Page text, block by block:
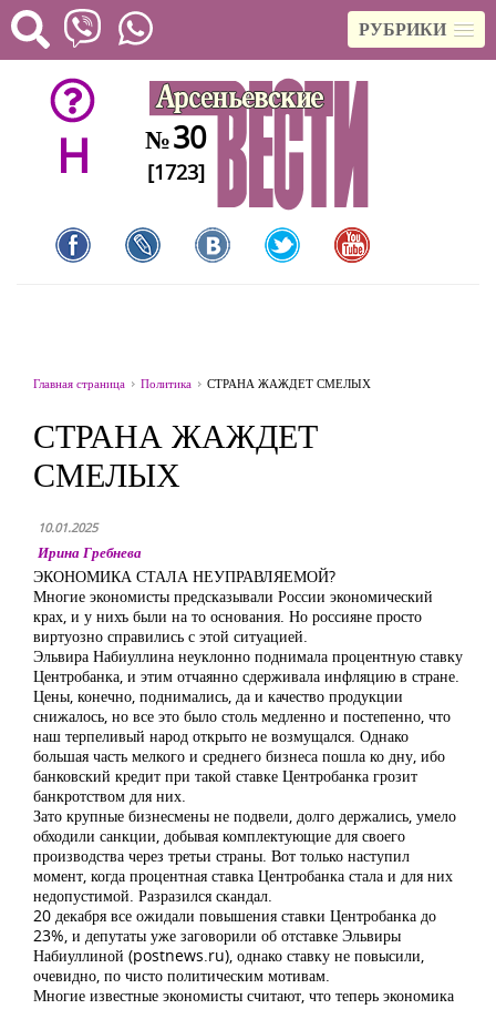
РУБРИКИ
H №30
[1723]
Главная страница Политика СТРАНА ЖАЖДЕТ СМЕЛЫХ
СТРАНА ЖАЖДЕТ
СМЕЛЫХ
10.01.2025
Ирина Гребнева
ЭКОНОМИКА СТАЛА НЕУПРАВЛЯЕМОЙ?
Многие экономисты предсказывали России экономический
крах, и у нихъ были на то основания. Но россияне просто
виртуозно справились с этой ситуацией.
Эльвира Набиуллина неуклонно поднимала процентную ставку
Центробанка, и этим отчаянно сдерживала инфляцию в стране.
Цены, конечно, поднимались, да и качество продукции
снижалось, но все это было столь медленно и постепенно, что
наш терпеливый народ открыто не возмущался. Однако
большая часть мелкого и среднего бизнеса пошла ко дну, ибо
банковский кредит при такой ставке Центробанка грозит
банкротством для них.
Зато крупные бизнесмены не подвели, долго держались, умело
обходили санкции, добывая комплектующие для своего
производства через третьи страны. Вот только наступил
момент, когда процентная ставка Центробанка стала и для них
недопустимой. Разразился скандал.
20 декабря все ожидали повышения ставки Центробанка до
23%, и депутаты уже заговорили об отставке Эльвиры
Набиуллиной (postnews.ru), однако ставку не повысили,
очевидно, по чисто политическим мотивам.
Многие известные экономисты считают, что теперь экономика